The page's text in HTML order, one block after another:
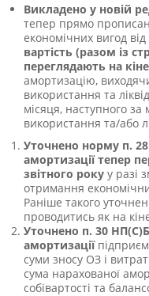
Викладено у новій
тепер прямо
економічних вигод
вартість (разом із
переглядають на
амортизацію,
використання та
місяця, наступного за
використання та/або
Уточнено норму п.
амортизації тепер
звітного року у разі
отримання
Раніше такого
проводитись як на
Уточнено п. 30
амортизації
суми зносу ОЗ і
сума нарахованої
собівартості та